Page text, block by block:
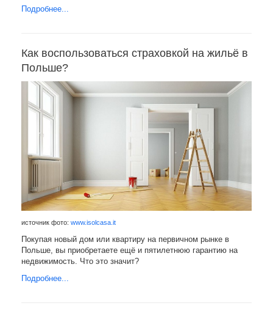
Подробнее...
Как воспользоваться страховкой на жильё в
Польше?
источник фото: www.isolcasa.it
Покупая новый дом или квартиру на первичном рынке в
Польше, вы приобретаете ещё и пятилетнюю гарантию на
недвижимость. Что это значит?
Подробнее...